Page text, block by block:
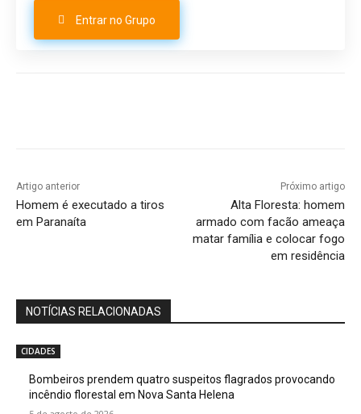
Entrar no Grupo
Artigo anterior
Homem é executado a tiros
em Paranaíta
Próximo artigo
Alta Floresta: homem
armado com facão ameaça
matar família e colocar fogo
em residência
NOTÍCIAS RELACIONADAS
CIDADES
Bombeiros prendem quatro suspeitos flagrados provocando
incêndio florestal em Nova Santa Helena